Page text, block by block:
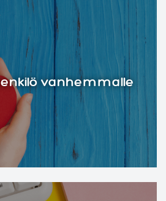
vanhemmalle